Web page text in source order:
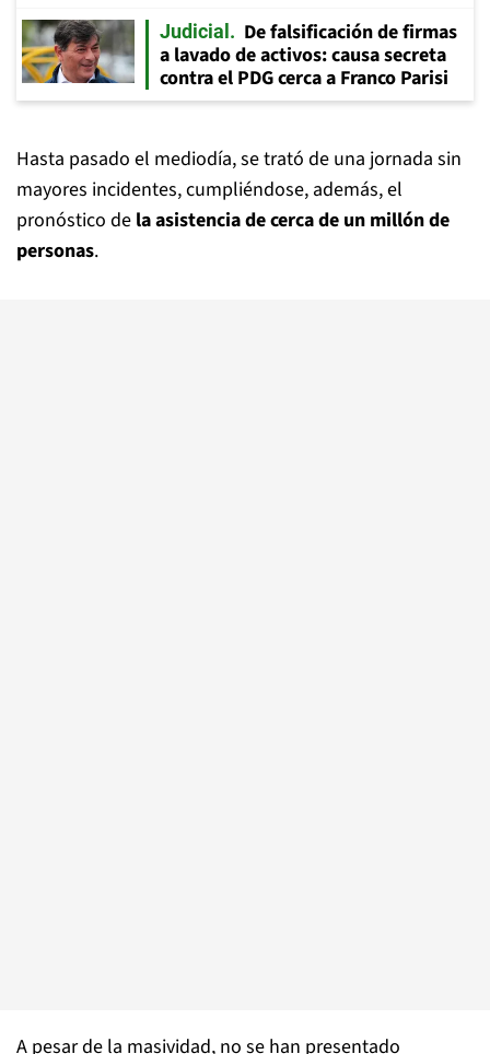
Judicial
De falsificación de firmas
a lavado de activos: causa secreta
contra el PDG cerca a Franco Parisi
Hasta pasado el mediodía, se trató de una jornada sin
mayores incidentes, cumpliéndose, además, el
pronóstico de la asistencia de cerca de un millón de
personas.
A pesar de la masividad, no se han presentado